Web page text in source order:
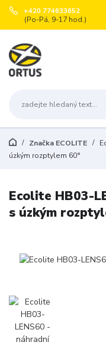
+420 774633652
(Po-Pá, 9-17 hod.)
Značka ECOLITE
úzkým rozptylem 60°
Ecolite HB03-
s úzkým